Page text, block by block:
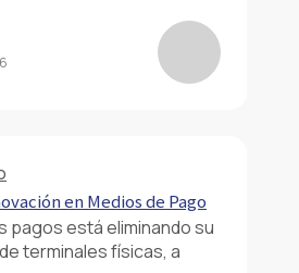
en Medios de Pago
pagos está eliminando su
terminales físicas, a